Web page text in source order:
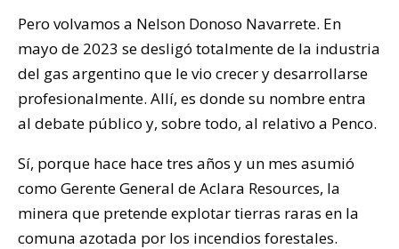
Pero volvamos a Nelson Donoso Navarrete. En
mayo de 2023 se desligó totalmente de la industria
del gas argentino que le vio crecer y desarrollarse
profesionalmente. Allí, es donde su nombre entra
al debate público y, sobre todo, al relativo a Penco.
Sí, porque hace hace tres años y un mes asumió
como Gerente General de Aclara Resources, la
minera que pretende explotar tierras raras en la
comuna azotada por los incendios forestales.